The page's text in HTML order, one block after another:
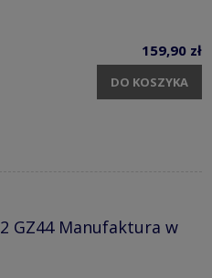
159,90 zł
DO KOSZYKA
GZ44 Manufaktura w